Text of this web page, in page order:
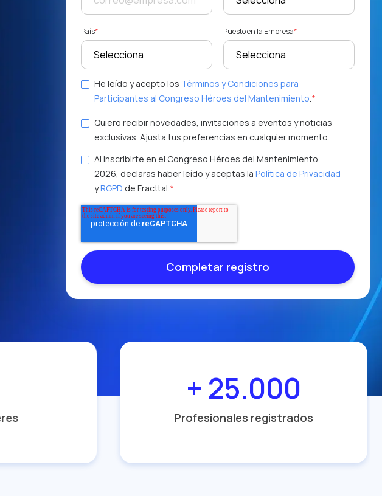
País* Puesto en la Empresa*
He leído y acepto los Términos y Condiciones para
Participantes al Congreso Héroes del Mantenimiento.*
Quiero recibir novedades, invitaciones a eventos y noticias
exclusivas. Ajusta tus preferencias en cualquier momento.
Al inscribirte en el Congreso Héroes del Mantenimiento
2026, declaras haber leído y aceptas la Política de Privacidad
yRGPD de Fracttal.*
+ 25.000
Profesionales registrados